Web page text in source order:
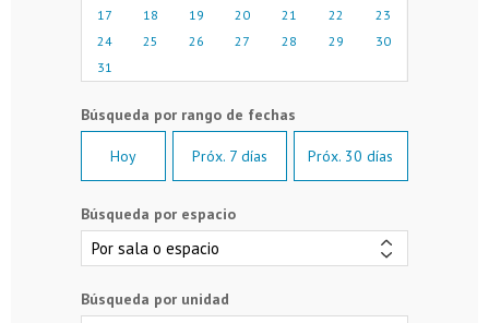
17
18 19 20 21 22
23
24
25 26 27 28 29
30
31
Hoy Próx. 7 días Próx. 30 días
Búsqueda por espacio
Búsqueda por unidad